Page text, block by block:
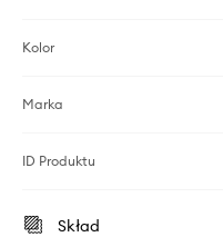
Kolor
Marka
ID Produktu
Skład